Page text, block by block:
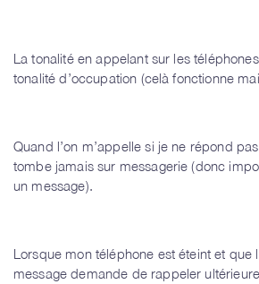
La tonalité en appelant sur les
tonalité d’occupation (celà fonctionne
Quand l’on m’appelle si je ne répond
tombe jamais sur messagerie (donc
un message).
Lorsque mon téléphone est éteint et
message demande de rappeler